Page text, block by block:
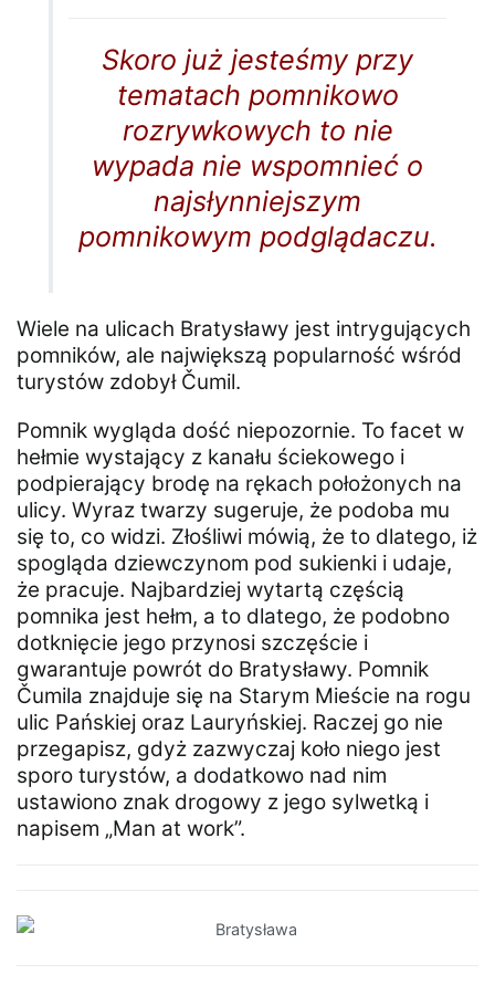
Skoro już jesteśmy przy
tematach pomnikowo
rozrywkowych to nie
wypada nie wspomnieć o
najsłynniejszym
pomnikowym podglądaczu.
Wiele na ulicach Bratysławy jest intrygujących
pomników, ale największą popularność wśród
turystów zdobył Čumil.
Pomnik wygląda dość niepozornie. To facet w
hełmie wystający z kanału ściekowego i
podpierający brodę na rękach położonych na
ulicy. Wyraz twarzy sugeruje, że podoba mu
się to, co widzi. Złośliwi mówią, że to dlatego, iż
spogląda dziewczynom pod sukienki i udaje,
że pracuje. Najbardziej wytartą częścią
pomnika jest hełm, a to dlatego, że podobno
dotknięcie jego przynosi szczęście i
gwarantuje powrót do Bratysławy. Pomnik
Čumila znajduje się na Starym Mieście na rogu
ulic Pańskiej oraz Lauryńskiej. Raczej go nie
przegapisz, gdyż zazwyczaj koło niego jest
sporo turystów, a dodatkowo nad nim
ustawiono znak drogowy z jego sylwetką i
napisem „Man at work”.